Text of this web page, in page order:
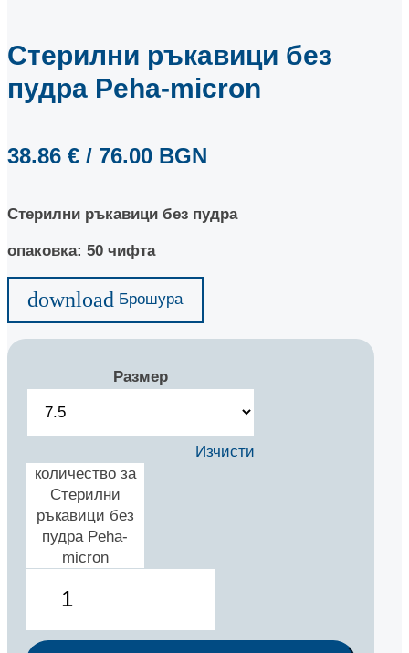
Стерилни ръкавици без
пудра Peha-micron
38.86 € / 76.00 BGN
Стерилни ръкавици без пудра
опаковка: 50 чифта
Брошура
Размер
Изчисти
количество за
Стерилни
ръкавици без
пудра Peha-
micron